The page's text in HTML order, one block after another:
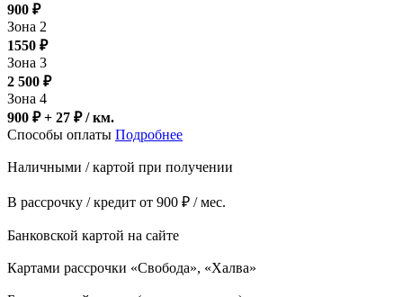
900 ₽
Зона 2
1550 ₽
Зона 3
2 500 ₽
Зона 4
900 ₽ + 27 ₽/ км.
Способы оплаты Подробнее
Наличными / картой при получении
В рассрочку / кредит от 900 ₽ / мес.
Банковской картой на сайте
Картами рассрочки «Свобода», «Халва»